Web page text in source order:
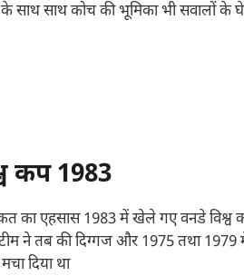
के साथ साथ कोच की भूमिका भी सवालों
कप 1983
का एहसास 1983 में खेले गए वनडे
ने तब की दिग्गज और 1975 तथा 1979
दिया था